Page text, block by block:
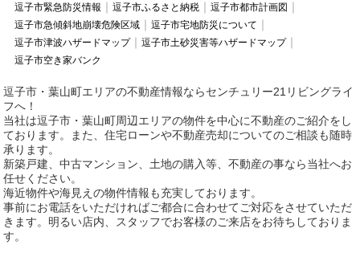
逗子市緊急防災情報
逗子市ふるさと納税
逗子市都市計画図
逗子市急傾斜地崩壊危険区域
逗子市宅地防災について
逗子市津波ハザードマップ
逗子市土砂災害等ハザードマップ
逗子市空き家バンク
逗子市・葉山町エリアの不動産情報ならセンチュリー21リビングライ
フへ！
当社は逗子市・葉山町周辺エリアの物件を中心に不動産のご紹介をし
ております。また、住宅ローンや不動産売却についてのご相談も随時
承ります。
新築戸建、中古マンション、土地の購入等、不動産の事なら当社へお
任せください。
海近物件や海見えの物件情報も充実しております。
事前にお電話をいただければご都合に合わせてご対応をさせていただ
きます。明るい店内、スタッフでお客様のご来店をお待ちしておりま
す。